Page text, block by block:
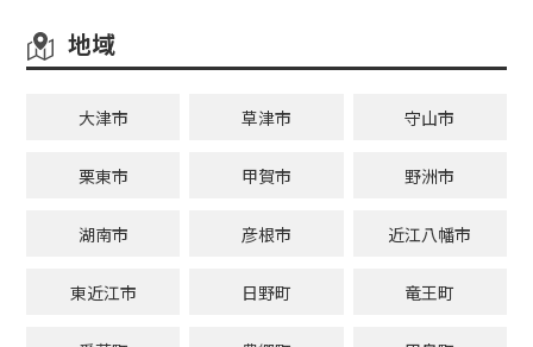
地域
大津市 草津市 守山市
栗東市 甲賀市 野洲市
湖南市 彦根市 近江八幡市
東近江市 日野町 竜王町